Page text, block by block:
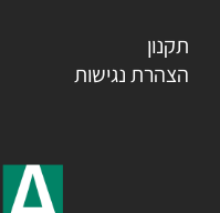
תקנון
הצהרת נגישות